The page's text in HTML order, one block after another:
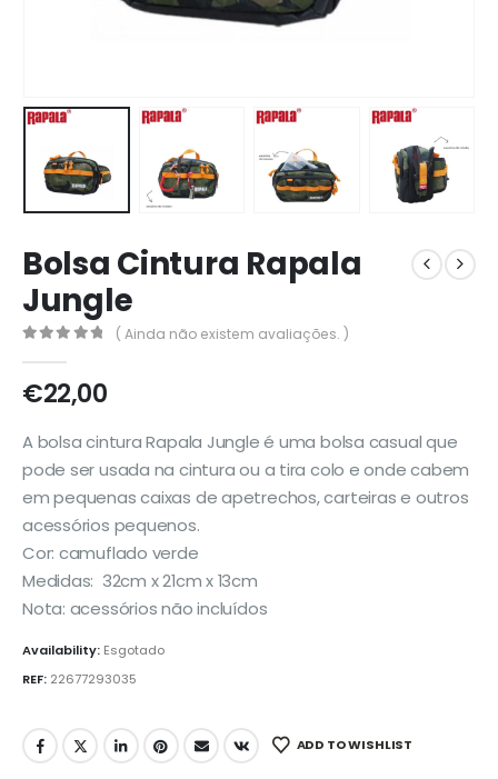
Bolsa Cintura Rapala
Jungle
( Ainda não existem avaliações. )
€22,00
A bolsa cintura Rapala Jungle é uma bolsa casual que
pode ser usada na cintura ou a tira colo e onde cabem
em pequenas caixas de apetrechos, carteiras e outros
acessórios pequenos.
Cor: camuflado verde
Medidas: 32cm x 21cm x 13cm
Nota: acessórios não incluídos
Availability: Esgotado
REF: 22677293035
ADD TO WISHLIST